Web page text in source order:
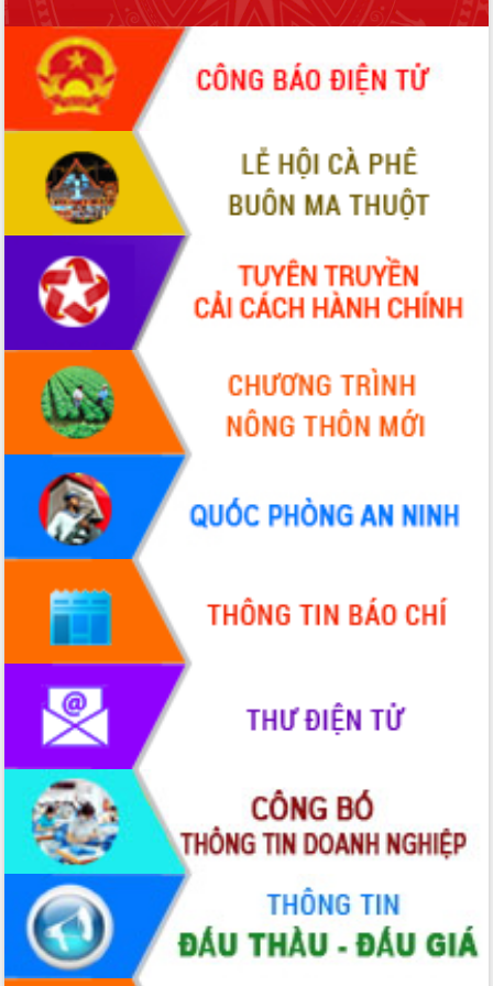
sầu riêng tại Đắk Lắk
Trình diễn nghệ thuật chế biến các
món ăn từ sầu riêng
Đắk Lắk công bố Quy hoạch và xúc
tiến đầu tư tỉnh
Ngành cá ngừ Đắk Lắk chủ động thích
ứng để giữ vững thị trường xuất khẩu
Diễn đàn Kinh tế tư nhân Việt Nam đột
phá cơ chế - Hợp tác công tư
Đề án 06 tạo bước ngoặt đột phá trong
cải cách hành chính tỉnh Đắk Lắk
Kết nối tour, đẩy mạnh chuyển đổi số
để phát triển du lịch Đắk Lắk
Khởi động Dự án Đầu tư xây dựng hạ
tầng kỹ thuật Cụm công nghiệp Tân
Gặp mặt các cơ quan báo chí nhân Kỷ
niệm 101 năm Ngày Báo chí Cách
mạng Việt Nam
Đắk Lắk sơ kết 4 năm triển khai thực
hiện Đề án 06 của Chính phủ
Họp báo thông tin về Hội nghị Công bố
Quy hoạch và Xúc tiến đầu tư tỉnh Đắk
Lắk
Khơi thông điểm nghẽn, đẩy nhanh
giải ngân vốn khắc phục thiên tai
HĐND tỉnh thông qua điều chỉnh Quy
hoạch tỉnh thời kỳ 2021-2030
Hội thảo góp ý hồ sơ điều chỉnh quy
hoạch tỉnh Đắk Lắk thời kỳ 2021-2030,
tầm nhìn đến năm 2050
Nâng cao hiệu quả hoạt động của các
doanh nghiệp nhà nước
Hội nghị triển khai kết nối mạng
truyền số liệu chuyên dùng phục vụ cơ
quan Đảng, Nhà nước
Lễ phát động chuỗi hoạt động chung
tay làm sạch môi trường
Xã Ea Kar bước chuyển mình trong
công tác cải cách hành chính mô hình
mới